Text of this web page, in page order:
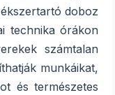
doboz
technika órákon
számtalan
munkáikat,
és természetes